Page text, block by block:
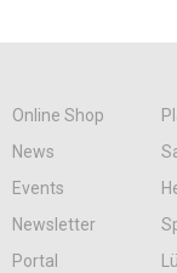
Online Shop
News
Events
Newsletter
Portal